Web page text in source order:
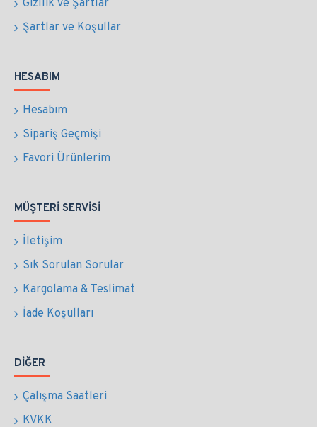
Gizllik ve Şartlar
Şartlar ve Koşullar
HESABIM
Hesabım
Sipariş Geçmişi
Favori Ürünlerim
MÜŞTERI SERVISI
İletişim
Sık Sorulan Sorular
Kargolama & Teslimat
İade Koşulları
DIĞER
Çalışma Saatleri
KVKK